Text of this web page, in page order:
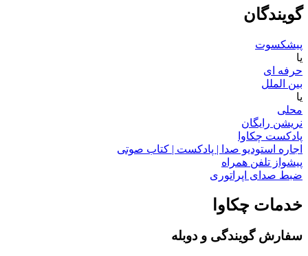
گویندگان
پیشکسوت
یا
حرفه ای
بین الملل
یا
محلی
نریشن رایگان
پادکست چکاوا
اجاره استودیو صدا | پادکست | کتاب صوتی
پیشواز تلفن همراه
ضبط صدای اپراتوری
خدمات چکاوا
سفارش گویندگی و دوبله